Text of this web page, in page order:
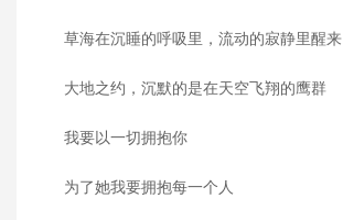
草海在沉睡的呼吸里，流动的寂静里醒来
大地之约，沉默的是在天空飞翔的鹰群
我要以一切拥抱你
为了她我要拥抱每一个人